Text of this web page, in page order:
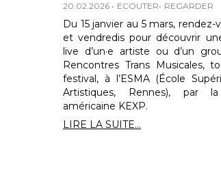
20.02.2026 ECOUTER REGARDER
Du 15 janvier au 5 mars,
et vendredis pour découvrir
live d’un·e artiste ou d’un
Rencontres Trans Musicales,
festival, à l’ESMA (École
Artistiques, Rennes), par
américaine KEXP.
LIRE LA SUITE...